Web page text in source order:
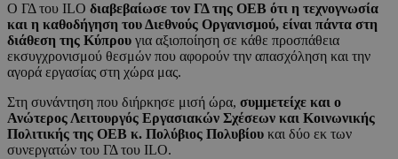
Ο ΓΔ του ILO διαβεβαίωσε τον ΓΔ της ΟΕΒ ότι η τεχνογνωσία
και η καθοδήγηση του Διεθνούς Οργανισμού, είναι πάντα στη
διάθεση της Κύπρου για αξιοποίηση σε κάθε προσπάθεια
εκσυγχρονισμού θεσμών που αφορούν την απασχόληση και την
αγορά εργασίας στη χώρα μας.
Στη συνάντηση που διήρκησε μισή ώρα, συμμετείχε και ο
Ανώτερος Λειτουργός Εργασιακών Σχέσεων και Κοινωνικής
Πολιτικής της ΟΕΒ κ. Πολύβιος Πολυβίου και δύο εκ των
συνεργατών του ΓΔ του ILO.